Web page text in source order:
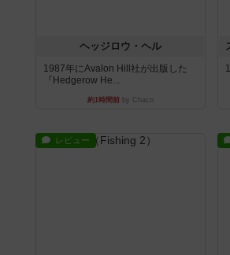
ヘッジロウ・ヘル
1987年にAvalon Hill社が出版した
『Hedgerow He...
約1時間前 by Chaco
レビュー